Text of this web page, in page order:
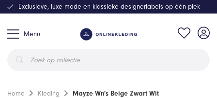
Menu
zoeken
Exclusieve, luxe mode en klassieke designerlabels op één plek
Home Kleding Mayze Wn's Beige Zwart Wit